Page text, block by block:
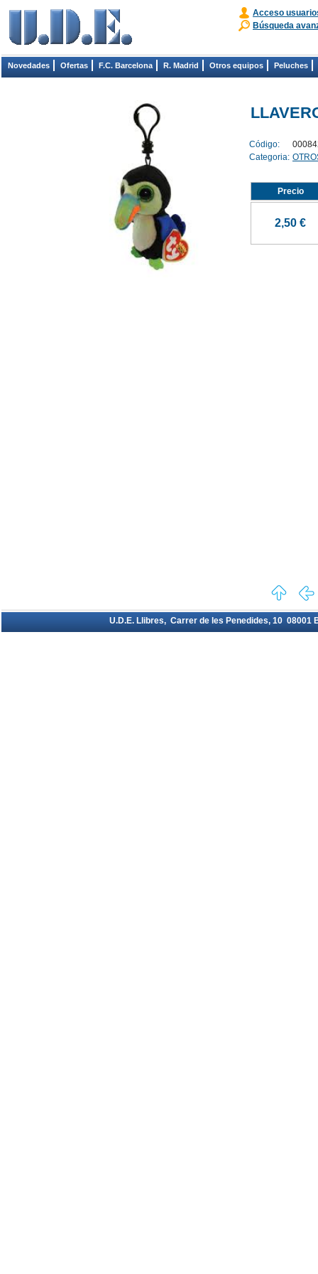
Acceso
Búsqueda
Novedades Ofertas F.C. Barcelona R. Madrid Otros equipos Peluches
Código:
Categoria:
Precio
2,50 €
U.D.E. Llibres, Carrer de les Penedides, 10 08001